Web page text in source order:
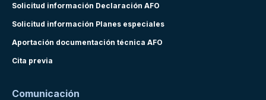
Solicitud información Declaración AFO
Solicitud información Planes especiales
Aportación documentación técnica AFO
Cita previa
Comunicación